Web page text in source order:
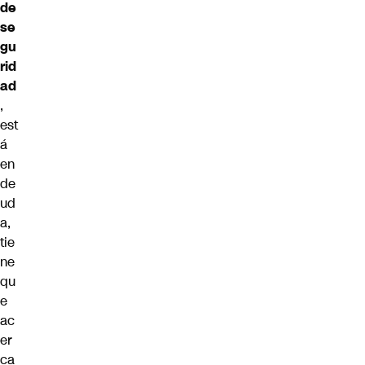
de
se
gu
rid
ad
,
est
á
en
de
ud
a,
tie
ne
qu
e
ac
er
ca